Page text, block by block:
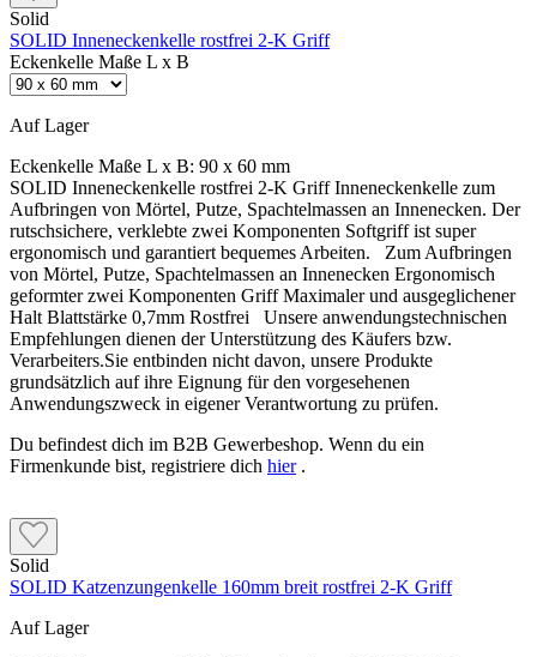
Solid
SOLID Inneneckenkelle rostfrei 2-K Griff
Eckenkelle Maße L x B
Auf Lager
Eckenkelle Maße L x B: 90 x 60 mm
SOLID Inneneckenkelle rostfrei 2-K Griff Inneneckenkelle zum
Aufbringen von Mörtel, Putze, Spachtelmassen an Innenecken. Der
rutschsichere, verklebte zwei Komponenten Softgriff ist super
ergonomisch und garantiert bequemes Arbeiten. Zum Aufbringen
von Mörtel, Putze, Spachtelmassen an Innenecken Ergonomisch
geformter zwei Komponenten Griff Maximaler und ausgeglichener
Halt Blattstärke 0,7mm Rostfrei Unsere anwendungstechnischen
Empfehlungen dienen der Unterstützung des Käufers bzw.
Verarbeiters.Sie entbinden nicht davon, unsere Produkte
grundsätzlich auf ihre Eignung für den vorgesehenen
Anwendungszweck in eigener Verantwortung zu prüfen.
Du befindest dich im B2B Gewerbeshop. Wenn du ein
Firmenkunde bist, registriere dich hier.
Solid
SOLID Katzenzungenkelle 160mm breit rostfrei 2-K Griff
Auf Lager